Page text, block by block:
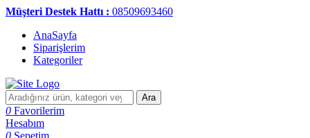
Müşteri Destek Hattı : 08509693460
AnaSayfa
Siparişlerim
Kategoriler
Ara
0 Favorilerim
Hesabım
0 Sepetim